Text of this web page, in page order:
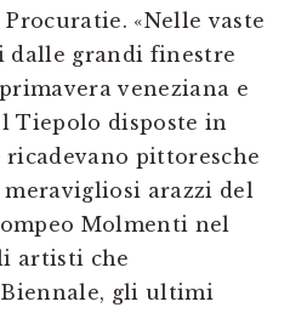
«Nelle vaste
dalle grandi finestre
veneziana e
Tiepolo disposte in
pittoresche
arazzi del
Molmenti nel
artisti che
gli ultimi